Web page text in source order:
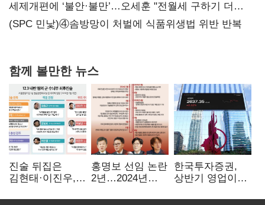
지지도 '50% 아래로'(종합)
세제개편에 ‘불안·불만’…오세훈 "전월세 구하기 더
힘들어질 것"
(SPC 민낯)④솜방망이 처벌에 식품위생법 위반 반복
함께 볼만한 뉴스
진술 뒤집은
김현태·이진우,
헌신"…법정서
홍명보 선임 논란
2년…2024년
압색까지
한국투자증권,
상반기 영업이익
전년비 89.1%↑